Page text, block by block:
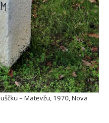
– Matevžu, 1970, Nova